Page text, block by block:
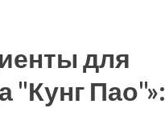
для
"Кунг Пао"»: